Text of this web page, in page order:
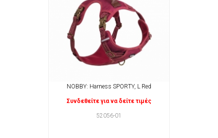
NOBBY: Harness SPORTY, L Red
Συνδεθείτε για να δείτε τιμές
52056-01